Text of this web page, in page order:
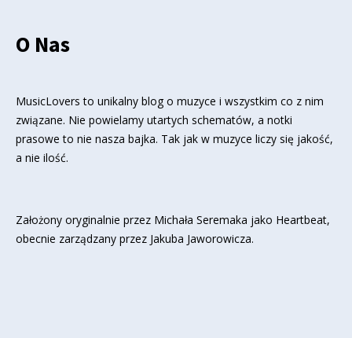
O Nas
MusicLovers to unikalny blog o muzyce i wszystkim co z nim
związane. Nie powielamy utartych schematów, a notki
prasowe to nie nasza bajka. Tak jak w muzyce liczy się jakość,
a nie ilość.
Założony oryginalnie przez Michała Seremaka jako Heartbeat,
obecnie zarządzany przez Jakuba Jaworowicza.